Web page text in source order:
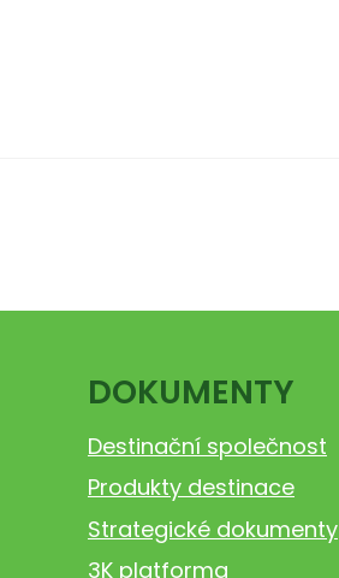
DOKUMENTY
Destinační společnost
Produkty destinace
Strategické dokumenty
3K platforma